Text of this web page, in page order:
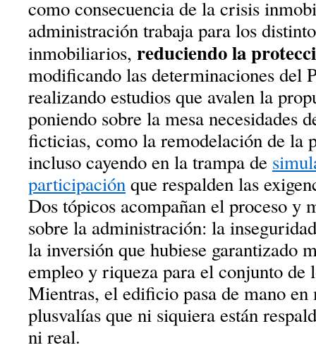
como consecuencia de la crisis
administración trabaja para los
inmobiliarios, reduciendo la
modificando las determinaciones del
realizando estudios que avalen la
poniendo sobre la mesa necesidades
ficticias, como la remodelación de la
incluso cayendo en la trampa de
participaciónque respalden las
Dos tópicos acompañan el proceso y
sobre la administración: la
la inversión que hubiese garantizado
empleo y riqueza para el conjunto de
Mientras, el edificio pasa de mano en
plusvalías que ni siquiera están
ni real.